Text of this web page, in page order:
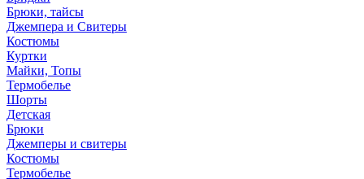
Брюки, тайсы
Джемпера и Свитеры
Костюмы
Куртки
Майки, Топы
Термобелье
Шорты
Детская
Брюки
Джемперы и свитеры
Костюмы
Термобелье